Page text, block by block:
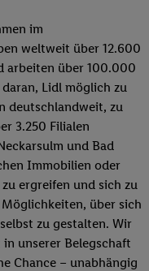
im
weltweit über 12.600
arbeiten über 100.000
Lidl möglich zu
deutschlandweit, zu
3.250 Filialen
und Bad
Immobilien oder
ergreifen und sich zu
über sich
zu gestalten. Wir
unserer Belegschaft
Chance – unabhängig